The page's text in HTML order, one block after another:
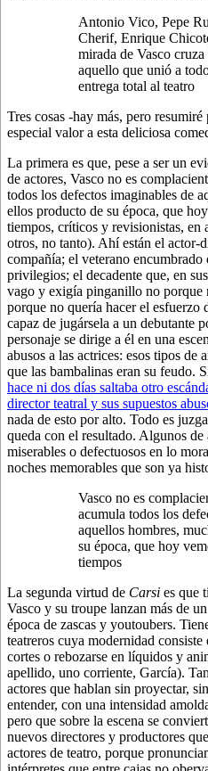
Antonio Vico, Pepe
Cherif, Enrique
mirada de Vasco
aquello que unió a
entrega total al teatro
Tres cosas -hay más, pero
especial valor a esta deliciosa
La primera es que, pese a ser un
de actores, Vasco no es
todos los defectos imaginables de
ellos producto de su época, que
tiempos, críticos y revisionistas, en
otros, no tanto). Ahí están el actor-
compañía; el veterano
privilegios; el decadente que, en
vago y exigía pinganillo no porque
porque no quería hacer el esfuerzo
capaz de jugársela a un debutante
personaje se dirige a él en una
abusos a las actrices: esos tipos de
que las bambalinas eran su feudo.
hace ni dos días saltaba otro
director teatral y sus supuestos
nada de esto por alto. Todo es
queda con el resultado. Algunos
miserables o defectuosos en lo
noches memorables que son ya
Vasco no es
acumula todos los
aquellos hombres,
su época, que hoy
tiempos
La segunda virtud de Carsi es que
Vasco y su troupe lanzan más de
época de zascas y youtoubers.
teatreros cuya modernidad
cortes o rebozarse en líquidos y
apellido, uno corriente, García).
actores que hablan sin proyectar,
entender, con una intensidad
pero que sobre la escena se
nuevos directores y productores
actores de teatro, porque